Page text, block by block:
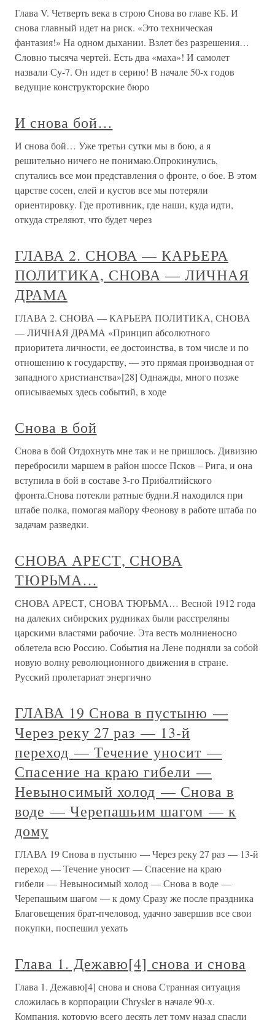
Глава V. Четверть века в строю Снова во главе КБ. И
снова главный идет на риск. «Это техническая
фантазия!» На одном дыхании. Взлет без разрешения…
Словно тысяча чертей. Есть два «маха»! И самолет
назвали Су-7. Он идет в серию! В начале 50-х годов
ведущие конструкторские бюро
И снова бой…
И снова бой… Уже третьи сутки мы в бою, а я
решительно ничего не понимаю.Опрокинулись,
спутались все мои представления о фронте, о бое. В этом
царстве сосен, елей и кустов все мы потеряли
ориентировку. Где противник, где наши, куда идти,
откуда стреляют, что будет через
ГЛАВА 2. СНОВА — КАРЬЕРА
ПОЛИТИКА, СНОВА — ЛИЧНАЯ
ДРАМА
ГЛАВА 2. СНОВА — КАРЬЕРА ПОЛИТИКА, СНОВА
— ЛИЧНАЯ ДРАМА «Принцип абсолютного
приоритета личности, ее достоинства, в том числе и по
отношению к государству, — это прямая производная от
западного христианства»[28] Однажды, много позже
описываемых здесь событий, в ходе
Снова в бой
Снова в бой Отдохнуть мне так и не пришлось. Дивизию
перебросили маршем в район шоссе Псков – Рига, и она
вступила в бой в составе 3-го Прибалтийского
фронта.Снова потекли ратные будни.Я находился при
штабе полка, помогая майору Феонову в работе штаба по
задачам разведки.
СНОВА АРЕСТ, СНОВА
ТЮРЬМА…
СНОВА АРЕСТ, СНОВА ТЮРЬМА… Весной 1912 года
на далеких сибирских рудниках были расстреляны
царскими властями рабочие. Эта весть молниеносно
облетела всю Россию. События на Лене подняли за собой
новую волну революционного движения в стране.
Русский пролетариат энергично
ГЛАВА 19 Снова в пустыню —
Через реку 27 раз — 13-й
переход — Течение уносит —
Спасение на краю гибели —
Невыносимый холод — Снова в
воде — Черепашьим шагом — к
дому
ГЛАВА 19 Снова в пустыню — Через реку 27 раз — 13-й
переход — Течение уносит — Спасение на краю
гибели — Невыносимый холод — Снова в воде —
Черепашьим шагом — к дому Сразу же после праздника
Благовещения брат-пчеловод, удачно завершив все свои
покупки, поспешил уехать
Глава 1. Дежавю[4] снова и снова
Глава 1. Дежавю[4] снова и снова Странная ситуация
сложилась в корпорации Chrysler в начале 90-х.
Компания, которую всего десять лет тому назад спасли